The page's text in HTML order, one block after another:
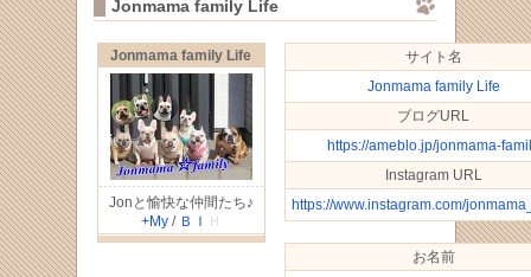
Jonmama family Life
Jonmama family Life
Jonと愉快な仲間たち♪
+My/ Ｂ Ｉ Ｈ
サイト名
Jonmama family Life
ブログURL
https://ameblo.jp/jonmama-
Instagram URL
https://www.instagram.com/
お名前